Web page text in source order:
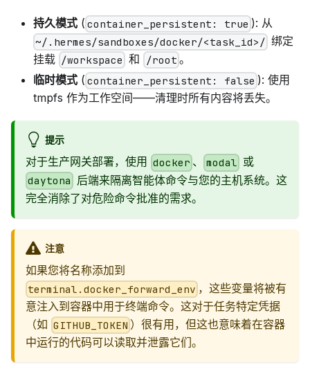
持久模式 ( container_persistent: true ): 从
~/.hermes/sandboxes/docker/<task_id>/ 绑定
挂载 /workspace 和 /root。
临时模式 ( container_persistent: false ): 使用
tmpfs 作为工作空间——清理时所有内容将丢失。
提示
对于生产网关部署，使用 docker 、 modal 或
daytona 后端来隔离智能体命令与您的主机系统。这
完全消除了对危险命令批准的需求。
注意
如果您将名称添加到
terminal.docker_forward_env ，这些变量将被有
意注入到容器中用于终端命令。这对于任务特定凭据
（如 GITHUB_TOKEN ）很有用，但这也意味着在容器
中运行的代码可以读取并泄露它们。